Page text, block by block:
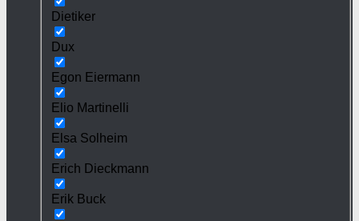
Dietiker
Dux
Egon Eiermann
Elio Martinelli
Elsa Solheim
Erich Dieckmann
Erik Buck